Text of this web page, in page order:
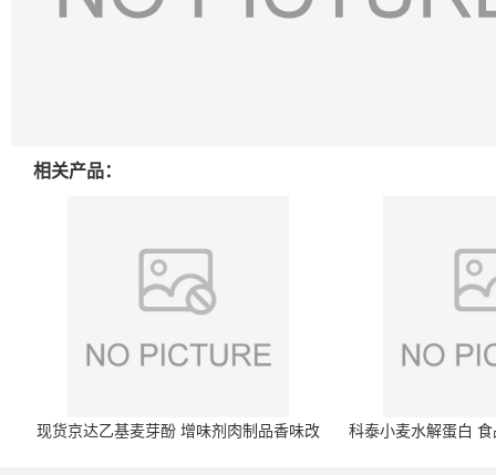
相关产品：
现货京达乙基麦芽酚 增味剂肉制品香味改
科泰小麦水解蛋白